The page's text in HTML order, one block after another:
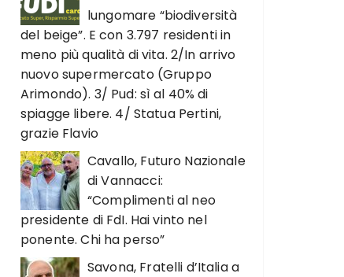
lungomare “biodiversità
del beige”. E con 3.797 residenti in
meno più qualità di vita. 2/In arrivo
nuovo supermercato (Gruppo
Arimondo). 3/ Pud: sì al 40% di
spiagge libere. 4/ Statua Pertini,
grazie Flavio
Cavallo, Futuro Nazionale
di Vannacci:
“Complimenti al neo
presidente di FdI. Hai vinto nel
ponente. Chi ha perso”
Savona, Fratelli d’Italia a